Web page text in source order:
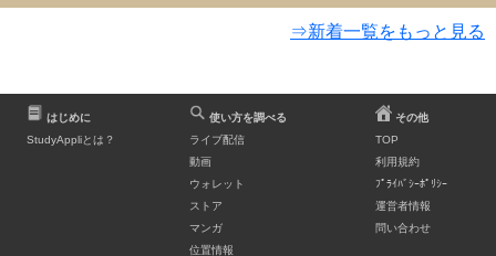
⇒新着一覧をもっと見る
はじめに
StudyAppliとは？
使い方を調べる
ライブ配信
動画
ウォレット
ストア
マンガ
位置情報
その他
TOP
利用規約
ﾌﾟﾗｲﾊﾞｼｰﾎﾟﾘｼｰ
運営者情報
問い合わせ